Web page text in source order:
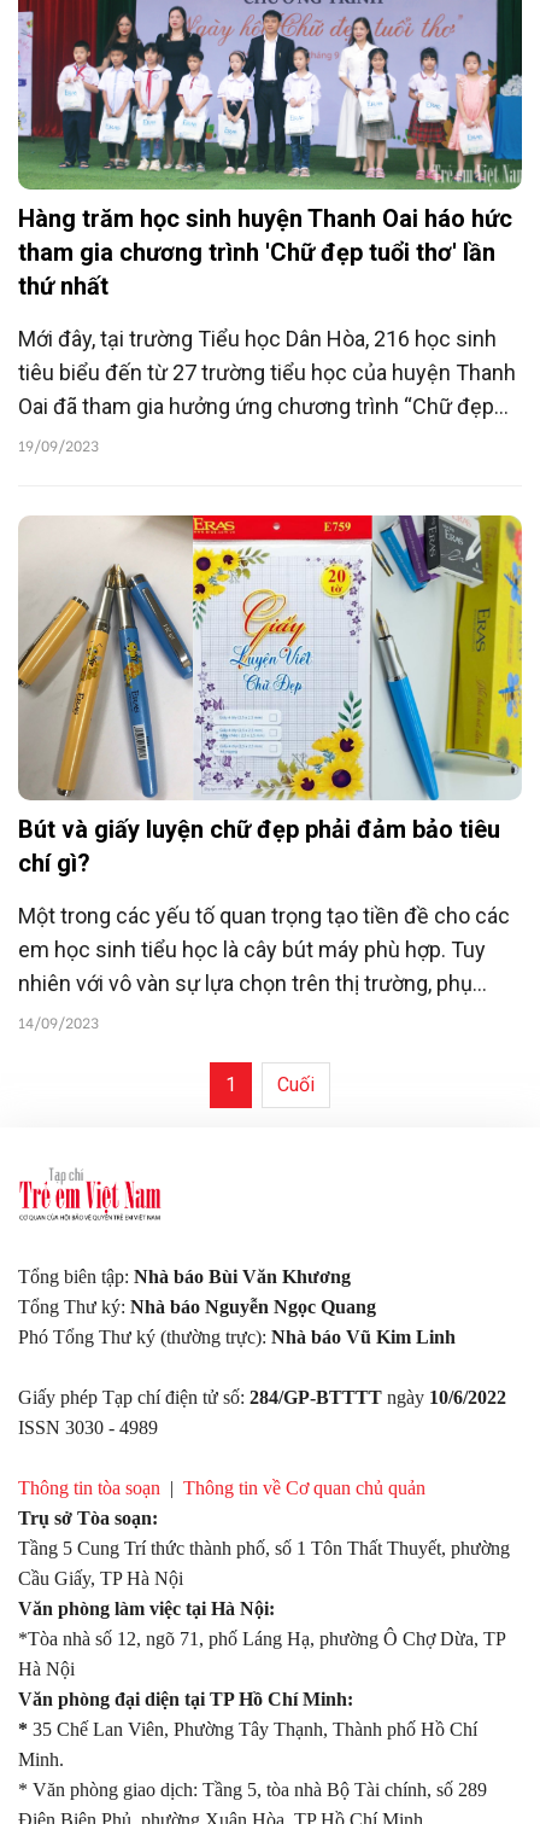
Hàng trăm học sinh huyện Thanh Oai háo hức
tham gia chương trình 'Chữ đẹp tuổi thơ' lần
thứ nhất
Mới đây, tại trường Tiểu học Dân Hòa, 216 học sinh
tiêu biểu đến từ 27 trường tiểu học của huyện Thanh
Oai đã tham gia hưởng ứng chương trình “Chữ đẹp
tuổi thơ” lần thứ nhất do Tạp chí Trẻ em Việt Nam -
chức với chủ đề “Luyện nét chữ, rèn nết người”.
19/09/2023
Bút và giấy luyện chữ đẹp phải đảm bảo tiêu
chí gì?
Một trong các yếu tố quan trọng tạo tiền đề cho các
em học sinh tiểu học là cây bút máy phù hợp. Tuy
nhiên với vô vàn sự lựa chọn trên thị trường, phụ
huynh phân vân không biết nên chọn cho con loại
14/09/2023
1 Cuối
Tổng biên tập: Nhà báo Bùi Văn Khương
Tổng Thư ký: Nhà báo Nguyễn Ngọc Quang
Phó Tổng Thư ký (thường trực): Nhà báo Vũ Kim Linh
Giấy phép Tạp chí điện tử số: 284/GP-BTTTT ngày 10/6/2022
ISSN 3030 - 4989
Thông tin tòa soạn | Thông tin về Cơ quan chủ quản
Trụ sở Tòa soạn:
Tầng 5 Cung Trí thức thành phố, số 1 Tôn Thất Thuyết, phường
Cầu Giấy, TP Hà Nội
Văn phòng làm việc tại Hà Nội:
*Tòa nhà số 12, ngõ 71, phố Láng Hạ, phường Ô Chợ Dừa, TP
Hà Nội
Văn phòng đại diện tại TP Hồ Chí Minh:
* 35 Chế Lan Viên, Phường Tây Thạnh, Thành phố Hồ Chí
Minh.
* Văn phòng giao dịch: Tầng 5, tòa nhà Bộ Tài chính, số 289
Điện Biên Phủ, phường Xuân Hòa, TP Hồ Chí Minh